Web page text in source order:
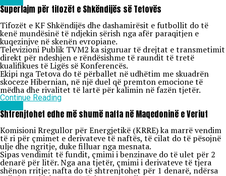
Superlajm për tifozët e Shkëndijës së Tetovës
Tifozët e KF Shkëndijës dhe dashamirësit e futbollit do të
kenë mundësinë të ndjekin sërish nga afër paraqitjen e
kuqezinjve në skenën evropiane.
Televizioni Publik TVM2 ka siguruar të drejtat e transmetimit
direkt për ndeshjen e rëndësishme të raundit të tretë
kualifikues të Ligës së Konferencës.
Ekipi nga Tetova do të përballet në udhëtim me skuadrën
skoceze Hibernian, në një duel që premton emocione të
mëdha dhe rivalitet të lartë për kalimin në fazën tjetër.
Continue Reading
Shtrenjtohet edhe më shumë nafta në Maqedoninë e Veriut
Komisioni Rregullor për Energjetikë (KRRE) ka marrë vendim
të ri për çmimet e derivateve të naftës, të cilat do të pësojnë
ulje dhe ngritje, duke filluar nga mesnata.
Sipas vendimit të fundit, çmimi i benzinave do të ulet për 2
denarë për litër. Nga ana tjetër, çmimi i derivateve të tjera
shënon rritje: nafta do të shtrenjtohet për 1 denarë, ndërsa